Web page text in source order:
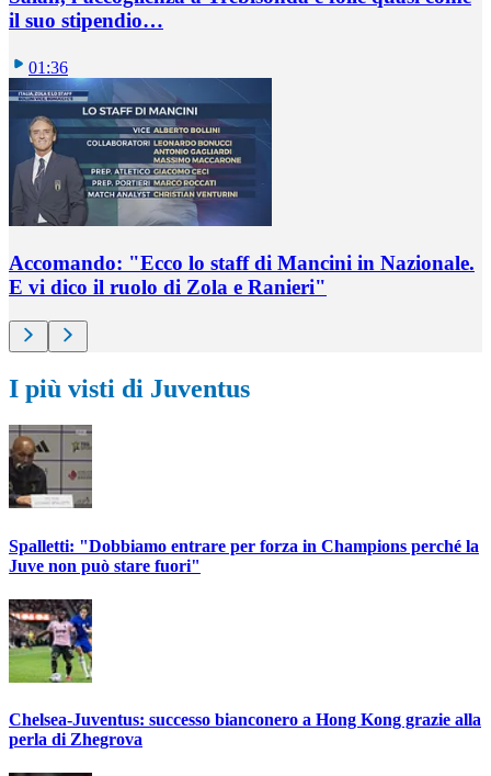
il suo stipendio…
01:36
Accomando: "Ecco lo staff di Mancini in Nazionale.
E vi dico il ruolo di Zola e Ranieri"
I più visti di Juventus
Spalletti: "Dobbiamo entrare per forza in Champions perché la
Juve non può stare fuori"
Chelsea-Juventus: successo bianconero a Hong Kong grazie alla
perla di Zhegrova